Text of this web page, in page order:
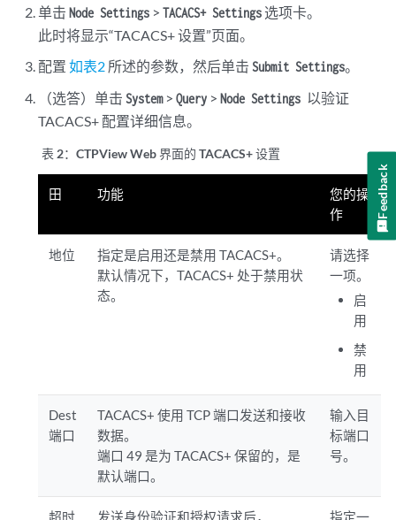
单击Node Settings >TACACS+ Settings 选项卡。
此时将显示“TACACS+ 设置”页面。
配置如表2 所述的参数，然后单击Submit Settings。
（选答）单击System>Query >Node Settings 以验证
TACACS+ 配置详细信息。
表 2：CTPView Web 界面的 TACACS+ 设置
田 功能
您的操
作
地位
指定是启用还是禁用 TACACS+。
默认情况下，TACACS+ 处于禁用状
态。
请选择
一项。
启
用
禁
用
Dest
端口
TACACS+ 使用 TCP 端口发送和接收
数据。
端口 49 是为 TACACS+ 保留的，是
默认端口。
输入目
标端口
号。
超时
发送身份验证和授权请求后，
指定一
Feedback